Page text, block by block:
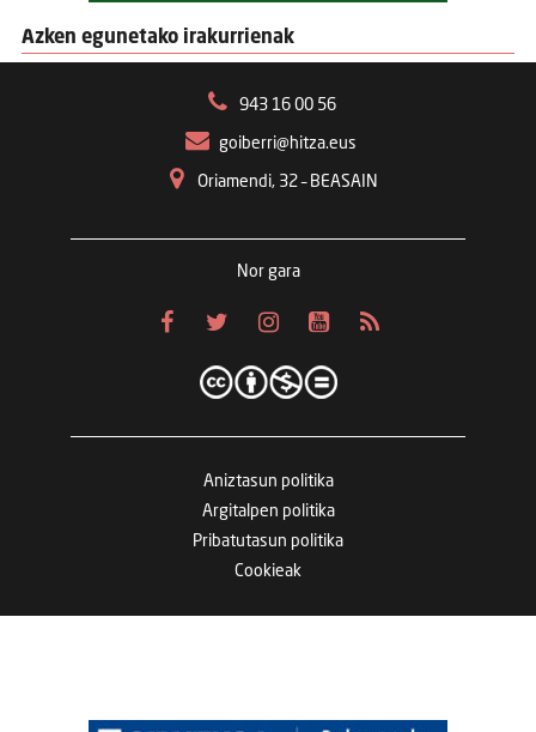
Azken egunetako irakurrienak
943 16 00 56
goiberri@hitza.eus
Oriamendi, 32 – BEASAIN
Nor gara
Aniztasun politika
Argitalpen politika
Pribatutasun politika
Cookieak